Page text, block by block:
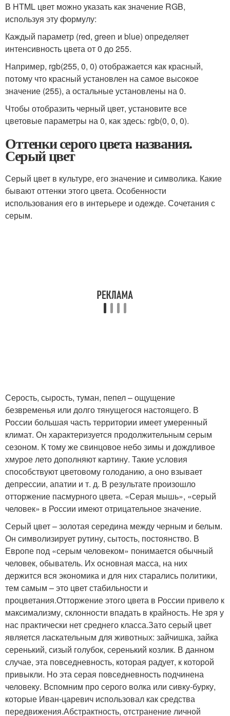
В HTML цвет можно указать как значение RGB,
используя эту формулу:
Каждый параметр (red, green и blue) определяет
интенсивность цвета от 0 до 255.
Например, rgb(255, 0, 0) отображается как красный,
потому что красный установлен на самое высокое
значение (255), а остальные установлены на 0.
Чтобы отобразить черный цвет, установите все
цветовые параметры на 0, как здесь: rgb(0, 0, 0).
Оттенки серого цвета названия.
Серый цвет
Серый цвет в культуре, его значение и символика. Какие
бывают оттенки этого цвета. Особенности
использования его в интерьере и одежде. Сочетания с
серым.
Серость, сырость, туман, пепел – ощущение
безвременья или долго тянущегося настоящего. В
России большая часть территории имеет умеренный
климат. Он характеризуется продолжительным серым
сезоном. К тому же свинцовое небо зимы и дождливое
хмурое лето дополняют картину. Такие условия
способствуют цветовому голоданию, а оно взывает
депрессии, апатии и т. д. В результате произошло
отторжение пасмурного цвета. «Серая мышь», «серый
человек» в России имеют отрицательное значение.
Серый цвет – золотая середина между черным и белым.
Он символизирует рутину, сытость, постоянство. В
Европе под «серым человеком» понимается обычный
человек, обыватель. Их основная масса, на них
держится вся экономика и для них старались политики,
тем самым – это цвет стабильности и
процветания.Отторжение этого цвета в России привело к
максимализму, склонности впадать в крайность. Не зря у
нас практически нет среднего класса.Зато серый цвет
является ласкательным для животных: зайчишка, зайка
серенький, сизый голубок, серенький козлик. В данном
случае, эта повседневность, которая радует, к которой
привыкли. Но эта серая повседневность подчинена
человеку. Вспомним про серого волка или сивку-бурку,
которые Иван-царевич использовал как средства
передвижения.Абстрактность, отстранение личной